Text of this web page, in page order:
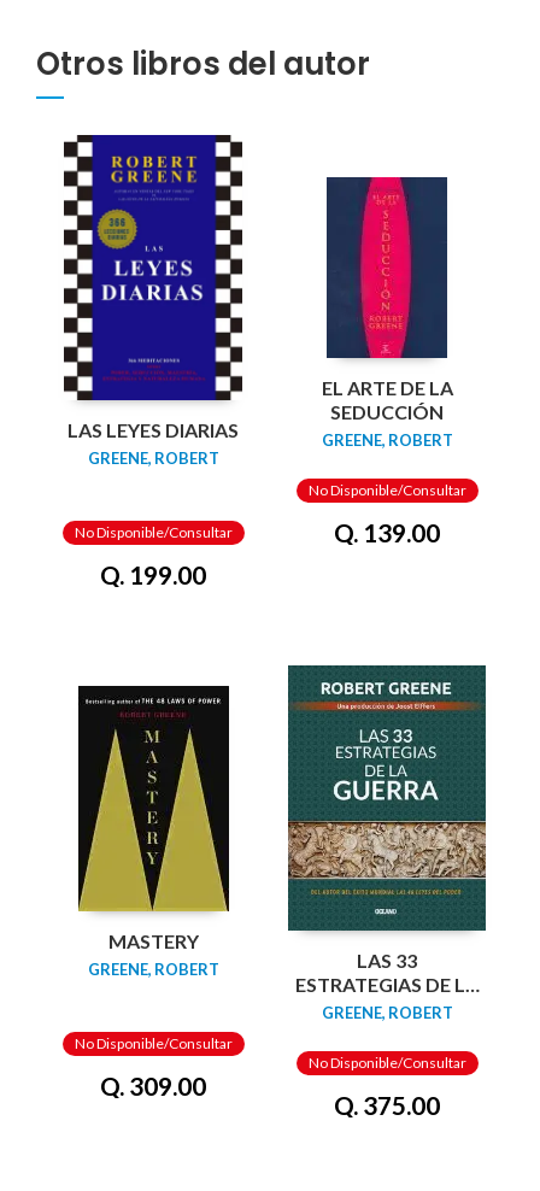
Otros libros del autor
LAS LEYES DIARIAS
GREENE, ROBERT
No Disponible/Consultar
Q. 199.00
EL ARTE DE LA
SEDUCCIÓN
GREENE, ROBERT
No Disponible/Consultar
Q. 139.00
MASTERY
GREENE, ROBERT
No Disponible/Consultar
Q. 309.00
LAS 33
ESTRATEGIAS DE LA
GUERRA
GREENE, ROBERT
No Disponible/Consultar
Q. 375.00